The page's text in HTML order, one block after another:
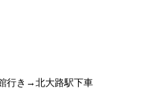
行き→北大路駅下車